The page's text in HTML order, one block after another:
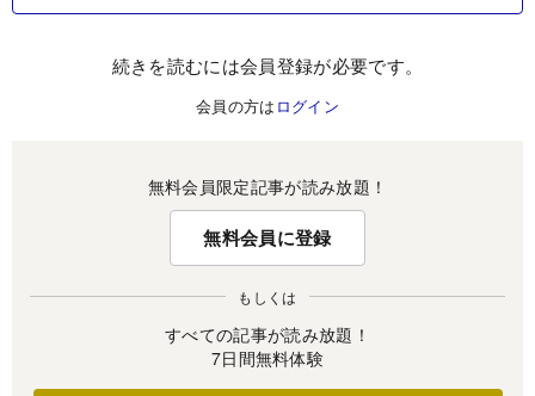
続きを読むには会員登録が必要です。
会員の方は ログイン
無料会員限定記事が読み放題！
無料会員に登録
もしくは
すべての記事が読み放題！
7日間無料体験